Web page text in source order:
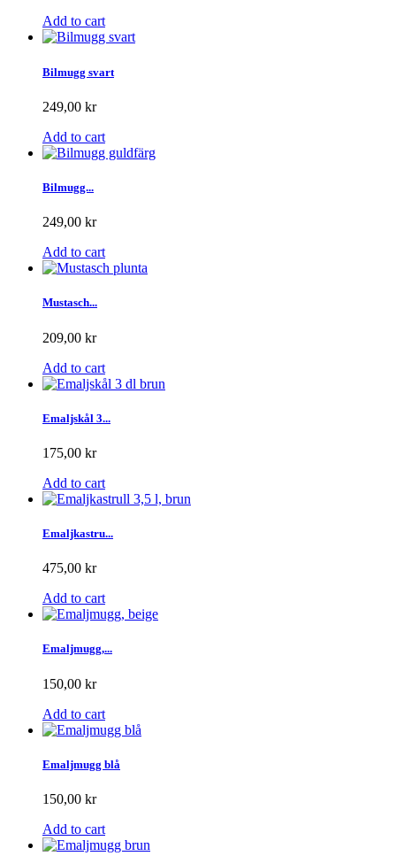
Add to cart
Bilmugg svart
249,00 kr
Add to cart
Bilmugg...
249,00 kr
Add to cart
Mustasch...
209,00 kr
Add to cart
Emaljskål 3...
175,00 kr
Add to cart
Emaljkastru...
475,00 kr
Add to cart
Emaljmugg,...
150,00 kr
Add to cart
Emaljmugg blå
150,00 kr
Add to cart